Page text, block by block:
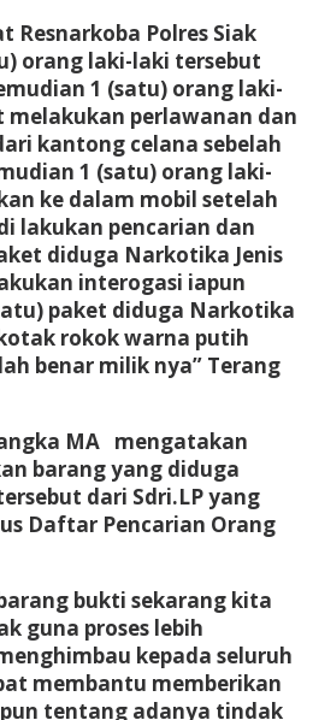
Resnarkoba Polres Siak
orang laki-laki tersebut
1 (satu) orang laki-
melakukan perlawanan dan
kantong celana sebelah
1 (satu) orang laki-
ke dalam mobil setelah
lakukan pencarian dan
diduga Narkotika Jenis
interogasi iapun
paket diduga Narkotika
rokok warna putih
benar milik nya” Terang
MA mengatakan
barang yang diduga
dari Sdri.LP yang
Daftar Pencarian Orang
bukti sekarang kita
guna proses lebih
kepada seluruh
membantu memberikan
tentang adanya tindak